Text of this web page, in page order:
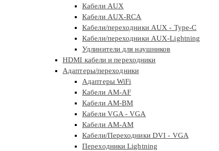
Кабели AUX
Кабели AUX-RCA
Кабели/переходники AUX - Type-C
Кабели/переходники AUX-Lightning
Удлинители для наушников
HDMI кабели и переходники
Адаптеры/переходники
Адаптеры WiFi
Кабели AM-AF
Кабели AM-BM
Кабели VGA - VGA
Кабели АМ-АМ
Кабели/Переходники DVI - VGA
Переходники Lightning